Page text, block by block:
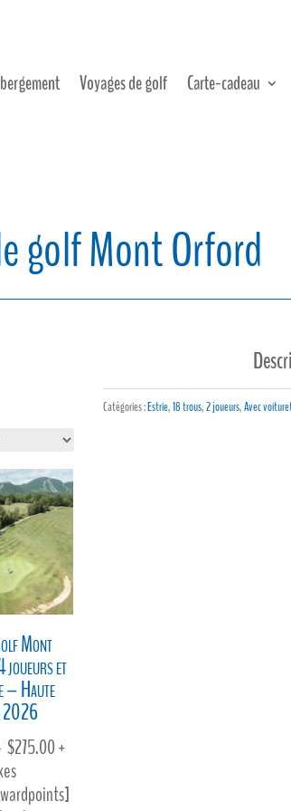
Voyages de golf Carte-cadeau
golf Mont Orford
Mont
et
– Haute
2026
$275.00Plage
prix :
+
Catégories :Estrie,18 trous,2 joueurs,Avec